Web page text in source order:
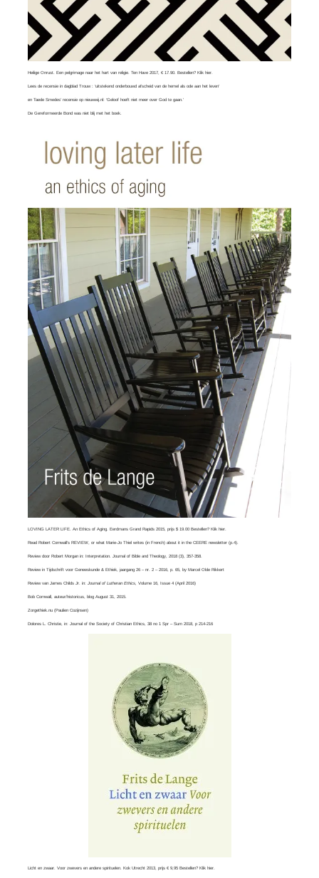
Heilige Onrust. Een pelgrimage naar het hart van religie. Ten Have 2017, € 17.90. Bestellen?Klik hier
Leesde recensie in dagblad Trouw: ‘uitstekend onderbouwd afscheid van de hemel als ode aan het leven’
enTaede Smedes’ recensieop nieuwwij.nl: ‘Geloof hoeft niet meer over God te gaan.’
De Gereformeerde Bond wasniet blij met het boek.
LOVING LATER LIFE. An Ethics of Aging. Eerdmans Grand Rapids 2015, prijs $ 19.00 Bestellen? Klikhier
ReadRobert Cornwall’s REVIEW , or whatMarie-Jo Thiel writes (in French) about it in the CEERE newsletter (p.4).
Review door Robert Morgan in:Interpretation. Journal of Bible and Theology , 2018 (3), 357-358.
Review in Tijdschrift voor Geneeskunde & Ethiek, jaargang 26 – nr. 2 – 2016, p. 65, byMarcel Olde Rikkert
Review van James Childs Jr . in: Journal of Lutheran Ethics,Volume 16, Issue 4​ (April 2016)
Bob Cornwall , auteur/historicus, blog August 31, 2015.
Zorgethiek.nu (Paulien Cozijnsen)
Dolores L. Christie, in: Journal of the Society of Christian Ethics , 38 no 1 Spr – Sum 2018, p 214-216
Licht en zwaar. Voor zwevers en andere spirituelen. Kok Utrecht 2013, prijs € 9,95 Bestellen? Klikhier